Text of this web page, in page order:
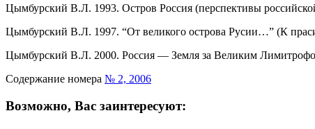
Цымбурский В.Л. 1993. Остров Россия (перспективы
Цымбурский В.Л. 1997. “От великого острова Русии…” (К
Цымбурский В.Л. 2000. Россия — Земля за Великим
Содержание номера № 2, 2006
Возможно, Вас заинтересуют: